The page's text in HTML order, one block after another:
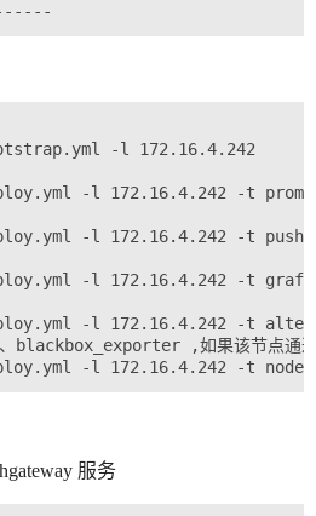
-l 172.16.4.242
-l 172.16.4.242 -t
-l 172.16.4.242 -t
-l 172.16.4.242 -t
-l 172.16.4.242 -t
,如果该节点通过
服务